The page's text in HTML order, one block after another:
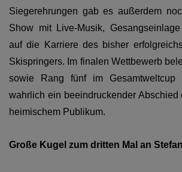
Siegerehrungen gab es außerdem
Show mit Live-Musik,
auf die Karriere des bisher
Skispringers. Im finalen Wettbewerb
sowie Rang fünf im Gesamtweltcup
wahrlich ein beeindruckender Abschied
heimischem Publikum.
Große Kugel zum dritten Mal an